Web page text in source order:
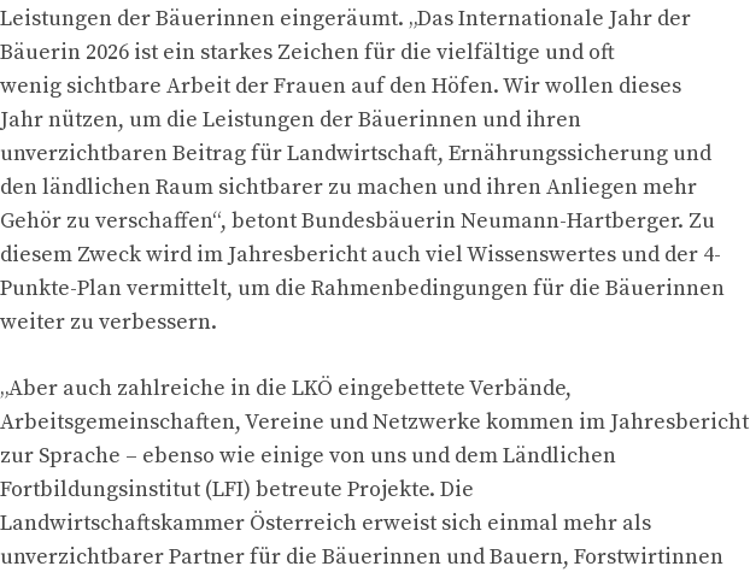
Leistungen der Bäuerinnen eingeräumt. „Das Internationale Jahr der
Bäuerin 2026 ist ein starkes Zeichen für die vielfältige und oft
wenig sichtbare Arbeit der Frauen auf den Höfen. Wir wollen dieses
Jahr nützen, um die Leistungen der Bäuerinnen und ihren
unverzichtbaren Beitrag für Landwirtschaft, Ernährungssicherung und
den ländlichen Raum sichtbarer zu machen und ihren Anliegen mehr
Gehör zu verschaffen“, betont Bundesbäuerin Neumann-Hartberger. Zu
diesem Zweck wird im Jahresbericht auch viel Wissenswertes und der 4-
Punkte-Plan vermittelt, um die Rahmenbedingungen für die Bäuerinnen
weiter zu verbessern.
„Aber auch zahlreiche in die LKÖ eingebettete Verbände,
Arbeitsgemeinschaften, Vereine und Netzwerke kommen im Jahresbericht
zur Sprache – ebenso wie einige von uns und dem Ländlichen
Fortbildungsinstitut (LFI) betreute Projekte. Die
Landwirtschaftskammer Österreich erweist sich einmal mehr als
unverzichtbarer Partner für die Bäuerinnen und Bauern, Forstwirtinnen